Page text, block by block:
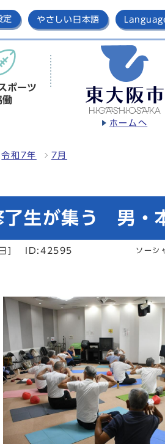
定 やさしい日本語
ホームへ
ポーツ
働
令和7年 7月
生が集う 男・
] ID:42595 ソーシ